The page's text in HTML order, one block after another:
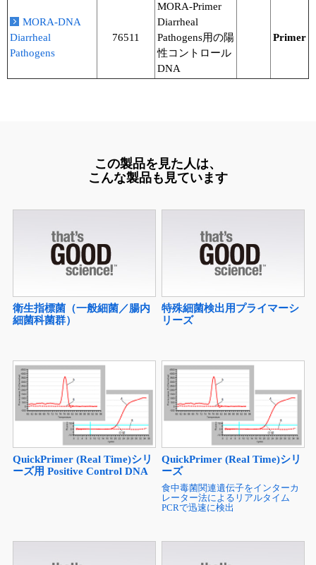
動画ライブラリー
Q&A
MORA-DNA
Diarrheal
Pathogens
76511
MORA-Primer
Diarrheal
Pathogens用の陽
性コントロール
DNA
Primer
この製品を見た人は、
こんな製品も見ています
衛生指標菌（一般細菌／腸内
細菌科菌群）
特殊細菌検出用プライマーシ
リーズ
QuickPrimer (Real Time)シリ
ーズ用 Positive Control DNA
QuickPrimer (Real Time)シリ
ーズ
食中毒菌関連遺伝子をインターカ
レーター法によるリアルタイム
PCRで迅速に検出